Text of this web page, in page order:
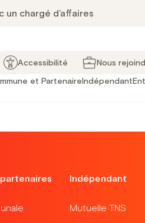
un chargé d’affaires
Accessibilité Nous
et Partenaire Indépendant
Indépendant
Mutuelle TNS